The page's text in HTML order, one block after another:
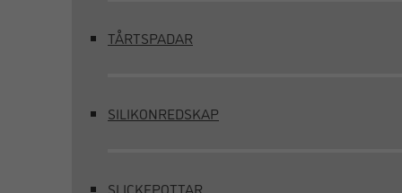
TÅRTSPADAR
SILIKONREDSKAP
SLICKEPOTTAR